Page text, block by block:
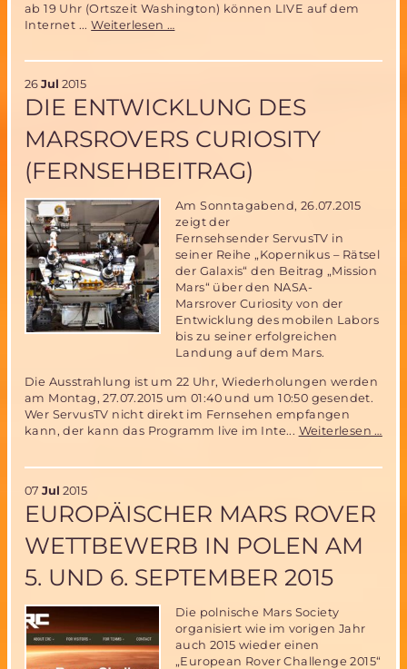
ab 19 Uhr (Ortszeit Washington) können LIVE auf dem
Internet ...Weiterlesen …
Society
in
dem
Web!
26 Jul 2015
DIE ENTWICKLUNG DES
MARSROVERS CURIOSITY
(FERNSEHBEITRAG)
Am Sonntagabend, 26.07.2015
zeigt der
Fernsehsender ServusTV in
seiner Reihe „Kopernikus – Rätsel
der Galaxis“ den Beitrag „Mission
Mars“ über den NASA-
Marsrover Curiosity von der
Entwicklung des mobilen Labors
bis zu seiner erfolgreichen
Landung auf dem Mars.
Die Ausstrahlung ist um 22 Uhr, Wiederholungen werden
am Montag, 27.07.2015 um 01:40 und um 10:50 gesendet.
Wer ServusTV nicht direkt im Fernsehen empfangen
kann, der kann das Programm live im Inte... Weiterlesen …
07 Jul 2015
EUROPÄISCHER MARS ROVER
WETTBEWERB IN POLEN AM
5. UND 6. SEPTEMBER 2015
Die polnische Mars Society
organisiert wie im vorigen Jahr
auch 2015 wieder einen
„European Rover Challenge 2015“